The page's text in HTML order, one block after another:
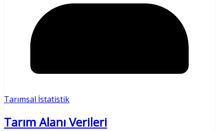
Tarımsal İstatistik
Tarım Alanı Verileri